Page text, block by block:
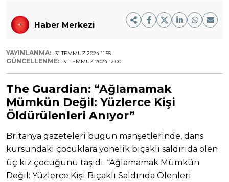
Haber Merkezi
YAYINLANMA: 31 TEMMUZ 2024 11:55
GÜNCELLENME: 31 TEMMUZ 2024 12:00
The Guardian: “Ağlamamak
Mümkün Değil: Yüzlerce Kişi
Öldürülenleri Anıyor”
Britanya gazeteleri bugün manşetlerinde, dans
kursundaki çocuklara yönelik bıçaklı saldırıda ölen
üç kız çocuğunu taşıdı. “Ağlamamak Mümkün
Değil: Yüzlerce Kişi Bıçaklı Saldırıda Ölenleri